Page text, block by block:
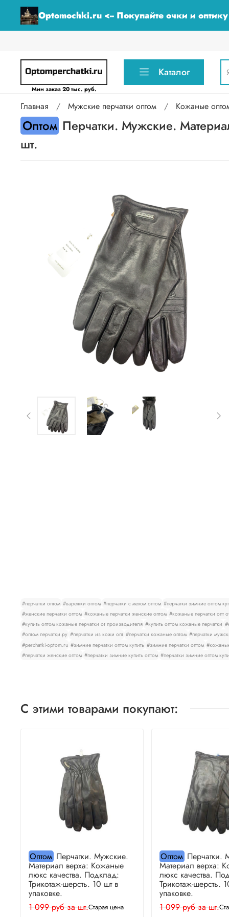
Optomochki.ru <-- Покупайте очки и
Мин заказ 20 тыс. руб.
Каталог
Главная Мужские перчатки оптом Кожаные
Оптом Перчатки. Мужские.
шт.
#перчатки оптом #варежки оптом #перчатки с мехом оптом #перчатки зимние оптом
#женские перчатки оптом #кожаные перчатки женские оптом #кожаные перчатки опт
#купить оптом кожаные перчатки от производителя #купить оптом кожаные перчатки
#оптом перчатки.ру #перчатки из кожи опт #перчатки кожаные оптом #перчатки
#perchatki-optom.ru #зимние перчатки оптом купить #зимние перчатки оптом
#перчатки женские оптом #перчатки зимние купить оптом #перчатки зимние оптом
С этими товарами покупают:
ОптомПерчатки. Мужские.
Материал верха: Кожаные
люкс качества. Подклад:
Трикотаж-шерсть. 10 шт в
упаковке.
1 099 руб за шт.Старая цена
ОптомПерчатки.
Материал верха:
люкс качества.
Трикотаж-шерсть.
упаковке.
1 099 руб за шт.